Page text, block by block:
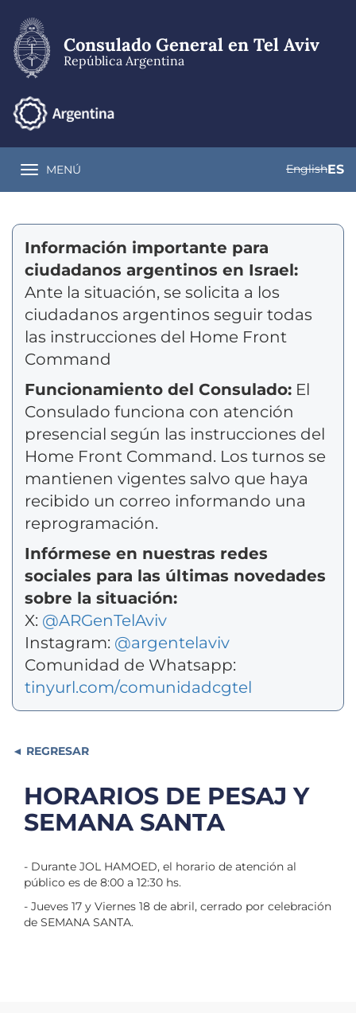
contenido
principal
Consulado General en Tel Aviv
República Argentina
Toggle navigation
MENÚ EnglishES
Información importante para
ciudadanos argentinos en Israel:
Ante la situación, se solicita a los
ciudadanos argentinos seguir todas
las instrucciones del Home Front
Command
Funcionamiento del Consulado: El
Consulado funciona con atención
presencial según las instrucciones del
Home Front Command. Los turnos se
mantienen vigentes salvo que haya
recibido un correo informando una
reprogramación.
Infórmese en nuestras redes
sociales para las últimas novedades
sobre la situación:
X: @ARGenTelAviv
Instagram: @argentelaviv
Comunidad de Whatsapp:
tinyurl.com/comunidadcgtel
REGRESAR
HORARIOS DE PESAJ Y
SEMANA SANTA
- Durante JOL HAMOED, el horario de atención al
público es de 8:00 a 12:30 hs.
- Jueves 17 y Viernes 18 de abril, cerrado por celebración
de SEMANA SANTA.